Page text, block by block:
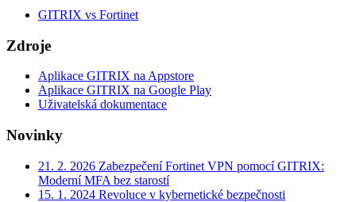
GITRIX vs Fortinet
Zdroje
Aplikace GITRIX na Appstore
Aplikace GITRIX na Google Play
Uživatelská dokumentace
Novinky
21. 2. 2026 Zabezpečení Fortinet VPN pomocí GITRIX:
Moderní MFA bez starostí
15. 1. 2024 Revoluce v kybernetické bezpečnosti